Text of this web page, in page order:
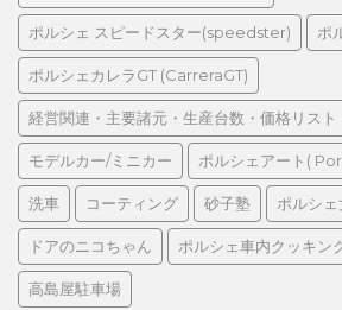
ポルシェ スピードスター(speedster) ポ
ポルシェカレラGT (CarreraGT)
経営関連・主要諸元・生産台数・価格リスト
モデルカー/ミニカー ポルシェアート(
洗車 コーティング 砂子塾 ポルシェ
ドアのニコちゃん ポルシェ車内クッキン
高島屋駐車場